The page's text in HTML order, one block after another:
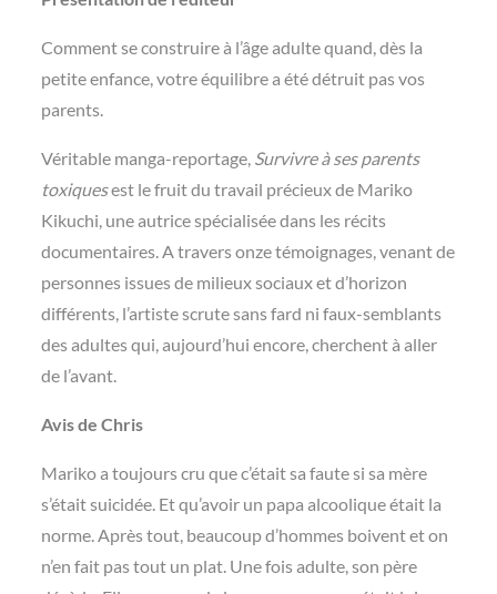
Comment se construire à l’âge adulte quand, dès la
petite enfance, votre équilibre a été détruit pas vos
parents.
Véritable manga-reportage, Survivre à ses parents
toxiquesest le fruit du travail précieux de Mariko
Kikuchi, une autrice spécialisée dans les récits
documentaires. A travers onze témoignages, venant de
personnes issues de milieux sociaux et d’horizon
différents, l’artiste scrute sans fard ni faux-semblants
des adultes qui, aujourd’hui encore, cherchent à aller
de l’avant.
Avis de Chris
Mariko a toujours cru que c’était sa faute si sa mère
s’était suicidée. Et qu’avoir un papa alcoolique était la
norme. Après tout, beaucoup d’hommes boivent et on
n’en fait pas tout un plat. Une fois adulte, son père